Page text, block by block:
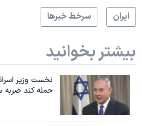
ايران
سرخط خبرها
بیشتر بخوانید
نخست وزیر
حمله کند